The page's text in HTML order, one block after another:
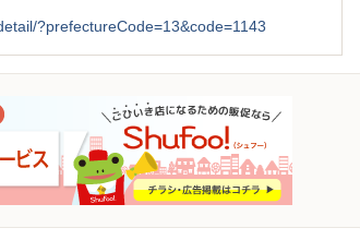
?prefectureCode=13&code=1143